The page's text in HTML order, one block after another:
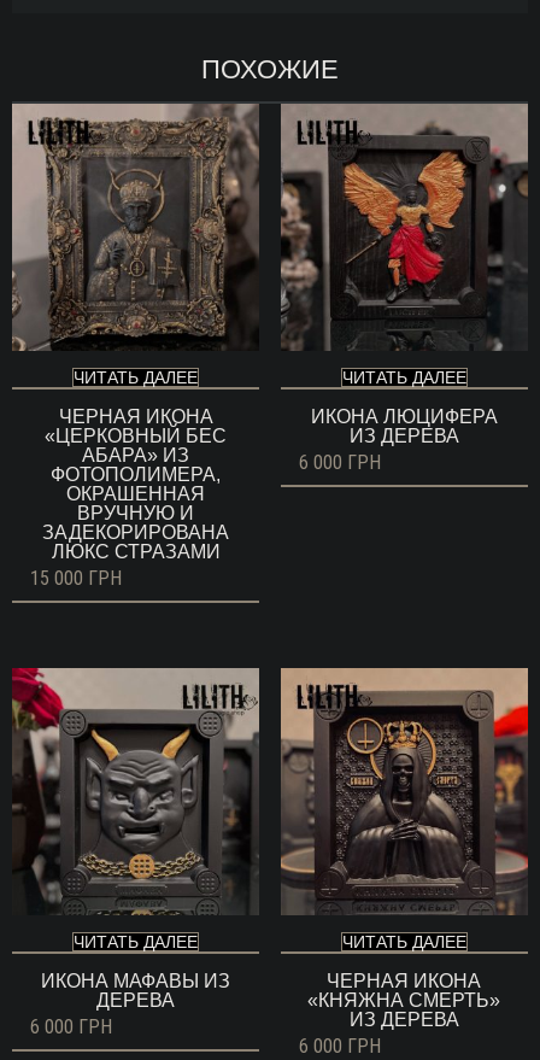
ПОХОЖИЕ
ЧИТАТЬ ДАЛЕЕ
ЧЕРНАЯ ИКОНА
«ЦЕРКОВНЫЙ БЕС
АБАРА» ИЗ
ФОТОПОЛИМЕРА,
ОКРАШЕННАЯ
ВРУЧНУЮ И
ЗАДЕКОРИРОВАНА
ЛЮКС СТРАЗАМИ
15 000 ГРН
ЧИТАТЬ ДАЛЕЕ
ИКОНА ЛЮЦИФЕРА
ИЗ ДЕРЕВА
6 000 ГРН
ЧИТАТЬ ДАЛЕЕ
ИКОНА МАФАВЫ ИЗ
ДЕРЕВА
6 000 ГРН
ЧИТАТЬ ДАЛЕЕ
ЧЕРНАЯ ИКОНА
«КНЯЖНА СМЕРТЬ»
ИЗ ДЕРЕВА
6 000 ГРН